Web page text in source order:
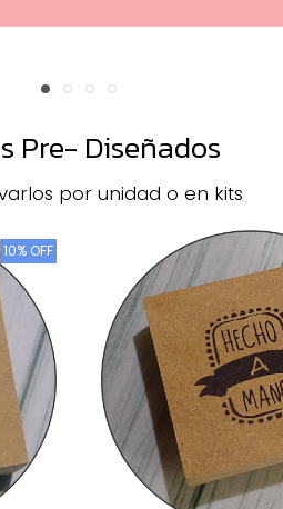
Pre- Diseñados
por unidad o en kits
10% OFF